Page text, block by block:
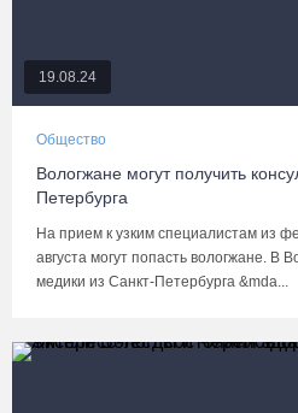
19.08.24
Общество
Вологжане могут получить
Петербурга
На прием к узким специалистам из
августа могут попасть вологжане. В
медики из Санкт-Петербурга &mda...